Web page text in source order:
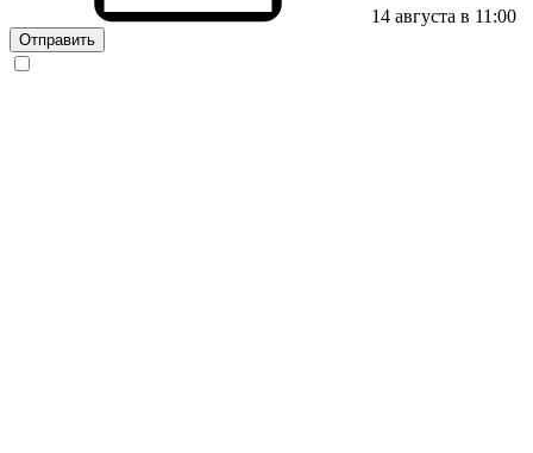
14 августа в 11:00
Отправить